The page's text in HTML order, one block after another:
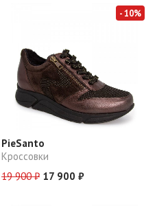
- 10%
PieSanto
Кроссовки
19 900 ₽ 17 900 ₽